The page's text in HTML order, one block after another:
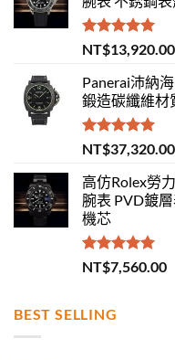
評分5.00
滿分 5
NT$13,920.00
Panerai沛納
鍛造碳纖維材
評分5.00
滿分 5
NT$37,320.00
高仿Rolex勞
腕表 PVD鍍
機芯
評分 5.00
滿分 5
NT$7,560.00
BEST SELLING